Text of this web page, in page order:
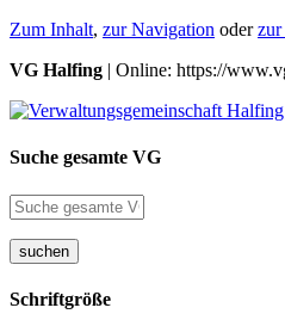
Zum Inhalt, zur Navigation oderzur
VG Halfing | Online: https://
Suche gesamte VG
suchen
Schriftgröße